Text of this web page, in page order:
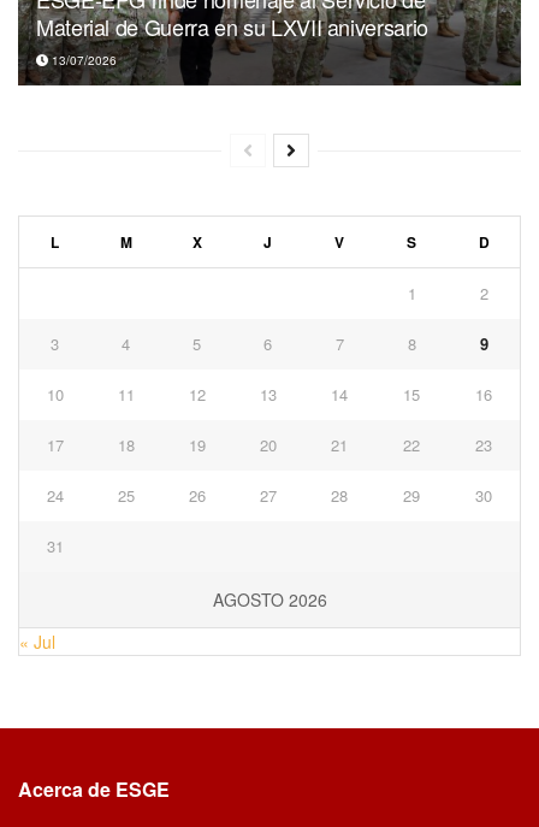
Material de Guerra en su LXVII aniversario
13/07/2026
AGOSTO 2026
L M X J V S D
1 2
3 4 5 6 7 8 9
10 11 12 13 14 15 16
17 18 19 20 21 22 23
24 25 26 27 28 29 30
31
« Jul
Acerca de ESGE